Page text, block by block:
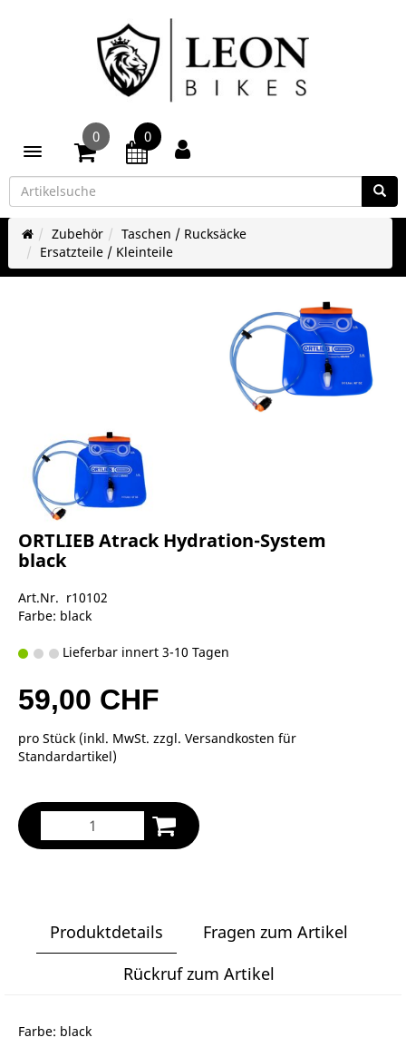
Toggle navigation
0 0
Zubehör
Taschen / Rucksäcke
Ersatzteile / Kleinteile
ORTLIEB Atrack Hydration-System
black
Art.Nr. r10102
Farbe: black
Lieferbar innert 3-10 Tagen
59,00 CHF
pro Stück (inkl. MwSt. zzgl. Versandkosten für
Standardartikel)
Produktdetails
Fragen zum Artikel
Rückruf zum Artikel
Farbe: black